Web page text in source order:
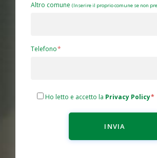
Altro comune (Inserire il proprio comune se non
Telefono
Ho letto e accetto la Privacy Policy